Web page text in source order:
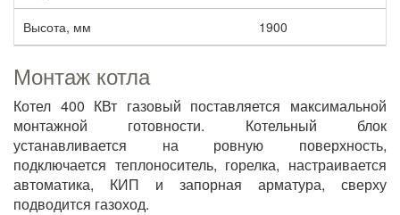
Высота, мм 1900
Монтаж котла
Котел 400 КВт газовый поставляется максимальной
монтажной готовности. Котельный блок
устанавливается на ровную поверхность,
подключается теплоноситель, горелка, настраивается
автоматика, КИП и запорная арматура, сверху
подводится газоход.